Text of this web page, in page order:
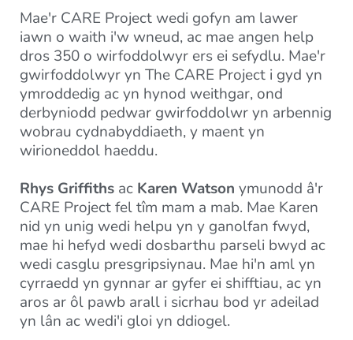
Mae'r CARE Project wedi gofyn am lawer
iawn o waith i'w wneud, ac mae angen help
dros 350 o wirfoddolwyr ers ei sefydlu. Mae'r
gwirfoddolwyr yn The CARE Project i gyd yn
ymroddedig ac yn hynod weithgar, ond
derbyniodd pedwar gwirfoddolwr yn arbennig
wobrau cydnabyddiaeth, y maent yn
wirioneddol haeddu.
Rhys Griffiths ac Karen Watson ymunodd â'r
CARE Project fel tîm mam a mab. Mae Karen
nid yn unig wedi helpu yn y ganolfan fwyd,
mae hi hefyd wedi dosbarthu parseli bwyd ac
wedi casglu presgripsiynau. Mae hi'n aml yn
cyrraedd yn gynnar ar gyfer ei shifftiau, ac yn
aros ar ôl pawb arall i sicrhau bod yr adeilad
yn lân ac wedi'i gloi yn ddiogel.